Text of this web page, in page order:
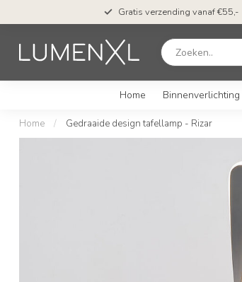
Gratis verzending vanaf €55,-
Home Binnenverlichting
Home / Gedraaide design tafellamp - Rizar